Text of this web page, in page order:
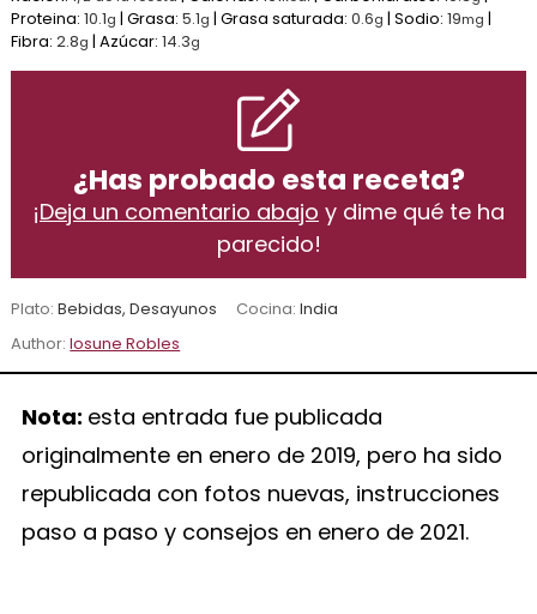
Proteina:10.1g |Grasa:5.1g |Grasa saturada:0.6g |Sodio:19mg |
Fibra:2.8g |Azúcar:14.3g
¿Has probado esta receta?
¡Deja un comentario abajo y dime qué te ha
parecido!
Plato:Bebidas, Desayunos Cocina: India
Author:Iosune Robles
Nota: esta entrada fue publicada
originalmente en enero de 2019, pero ha sido
republicada con fotos nuevas, instrucciones
paso a paso y consejos en enero de 2021.